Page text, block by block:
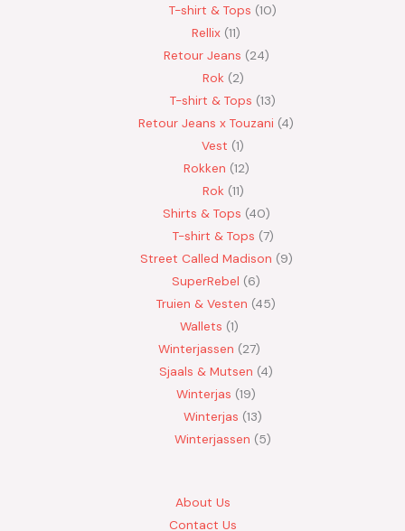
T-shirt & Tops 10
Rellix 11
Retour Jeans 24
Rok 2
T-shirt & Tops 13
Retour Jeans x Touzani 4
Vest 1
Rokken 12
Rok 11
Shirts & Tops 40
T-shirt & Tops 7
Street Called Madison 9
SuperRebel
6
Truien & Vesten 45
Wallets 1
Winterjassen
27
Sjaals & Mutsen 4
Winterjas 19
Winterjas 13
Winterjassen
5
About Us
Contact Us